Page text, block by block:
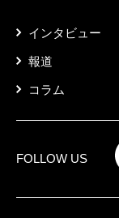
インタビュー
報道
コラム
FOLLOW US